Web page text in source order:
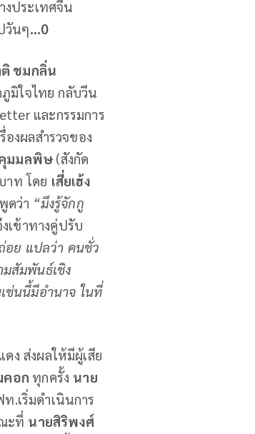
งประเทศจีน
วันๆ...0
ติ ชมกลิ่น
มิใจไทย กลับวีน
และกรรมการ
งผลสำรวจของ
มมลพิษ (สังกัด
าท โดย เสี่ยเฮ้ง
ดว่า “มึงรู้จักกู
เข้าทางคู่ปรับ
อย แปลว่า คนชั่ว
สัมพันธ์เชิง
ช่นนี้มีอำนาจ ในที่
ง ส่งผลให้มีผู้เสีย
คอก ทุกครั้ง นาย
.เริ่มดำเนินการ
ะที่ นายสิริพงศ์